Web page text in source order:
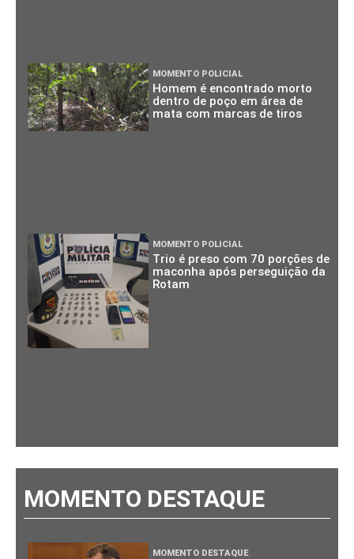
MOMENTO POLICIAL
Homem é encontrado morto
dentro de poço em área de
mata com marcas de tiros
MOMENTO POLICIAL
Trio é preso com 70 porções de
maconha após perseguição da
Rotam
MOMENTO DESTAQUE
MOMENTO DESTAQUE